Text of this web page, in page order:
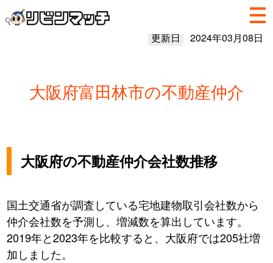
更新日 2024年03月08日
大阪府富田林市の不動産仲介
大阪府の不動産仲介会社数推移
国土交通省が調査している宅地建物取引会社数から
仲介会社数を予測し、増減数を算出しています。
2019年と2023年を比較すると、大阪府では205社増
加しました。